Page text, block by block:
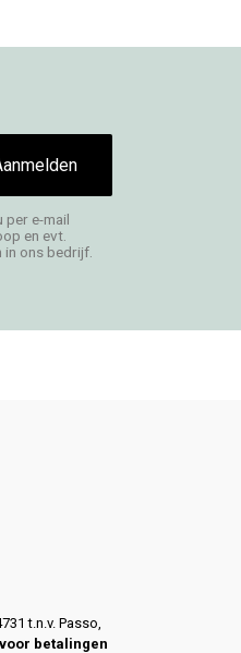
per e-mail
en evt.
ons bedrijf.
t.n.v. Passo,
betalingen